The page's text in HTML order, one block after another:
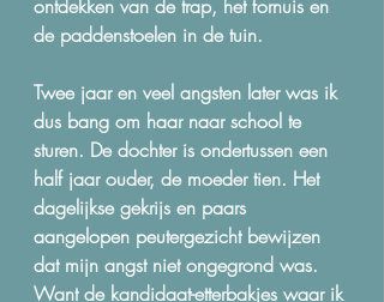
ontdekken van de trap, het fornuis en
de paddenstoelen in de tuin.
Twee jaar en veel angsten later was ik
dus bang om haar naar school te
sturen. De dochter is ondertussen een
half jaar ouder, de moeder tien. Het
dagelijkse gekrijs en paars
aangelopen peutergezicht bewijzen
dat mijn angst niet ongegrond was.
Want de kandidaat-etterbakjes waar ik